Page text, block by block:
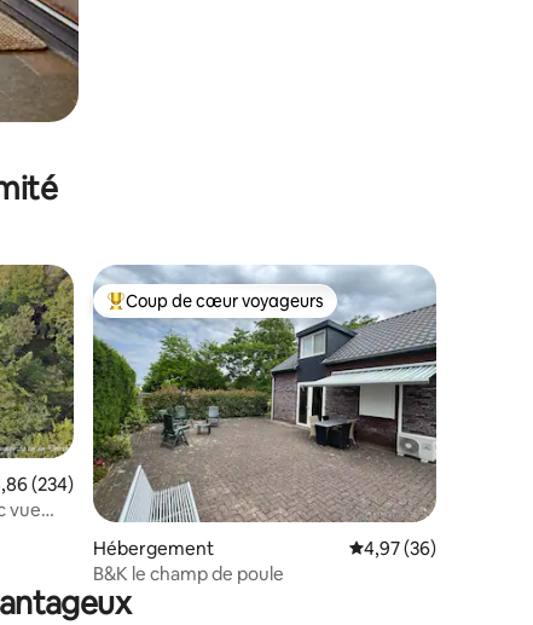
: 4,82 sur 5
moyenne sur la base de 234 commentaires : 4,86 sur 5
(234)
vue
Coups de cœur voyageurs les plus appréciés
Coup de cœur voyageurs
Hébergement Évaluation moyenne
4,97 (36)
B&K le champ de poule